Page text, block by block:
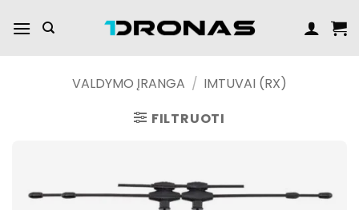
turinį
VALDYMO ĮRANGA / IMTUVAI (RX)
FILTRUOTI